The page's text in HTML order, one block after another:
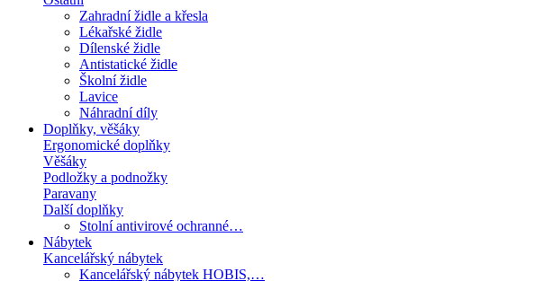
Zahradní židle a křesla
Lékařské židle
Dílenské židle
Antistatické židle
Školní židle
Lavice
Náhradní díly
Doplňky, věšáky
Ergonomické doplňky
Věšáky
Podložky a podnožky
Paravany
Další doplňky
Stolní antivirové ochranné…
Nábytek
Kancelářský nábytek
Kancelářský nábytek HOBIS,…